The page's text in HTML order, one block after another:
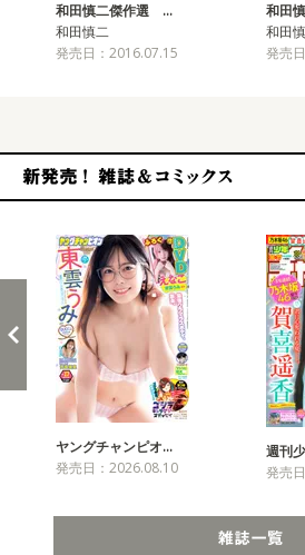
和田慎二傑作選 …
和田慎二
発売日：2016.07.15
和田
和田
発売
ヤングチャンピオ…
発売日：2026.08.10
週刊
発売